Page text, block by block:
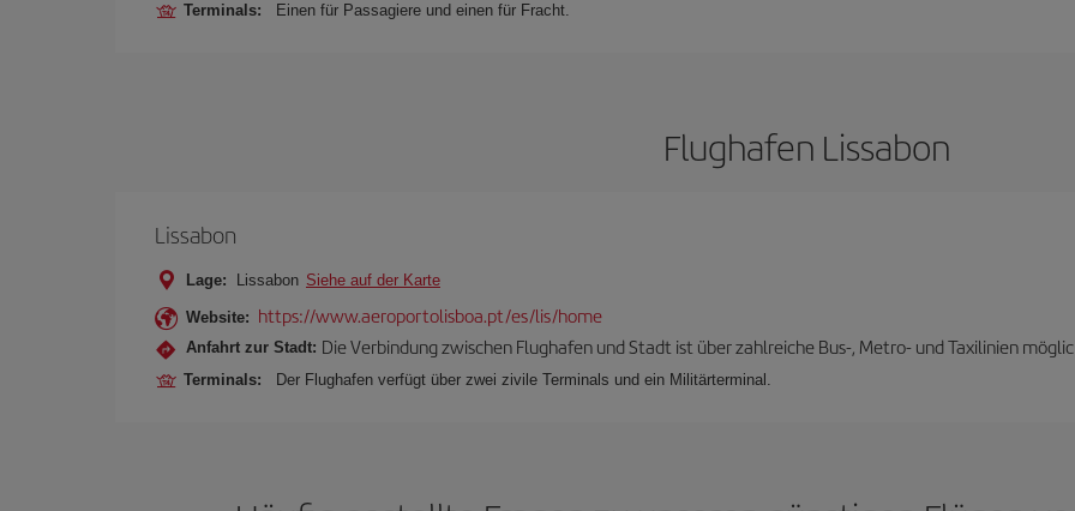
Terminals: Einen für Passagiere und einen für Fracht.
Flughafen Lissabon
Lissabon
Lage: Lissabon Siehe auf der Karte
Website: https://www.aeroportolisboa.pt/es/lis/home
Anfahrt zur Stadt: Die Verbindung zwischen Flughafen und Stadt ist über zahlreiche Bus-, Metro- und Taxilinien
Terminals: Der Flughafen verfügt über zwei zivile Terminals und ein Militärterminal.